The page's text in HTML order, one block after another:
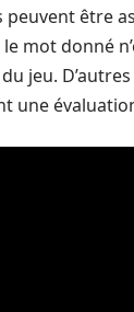
peuvent être
mot donné
jeu.
une